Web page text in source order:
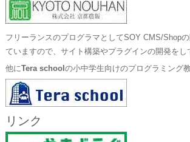
フリーランスのプログラマとしてSOY CMS/Shop
ていますので、サイト構築やプラグインの開発をし
他にTera school の小中学生向けのプログラミング
リンク